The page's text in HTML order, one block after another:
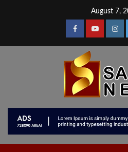
August 7,